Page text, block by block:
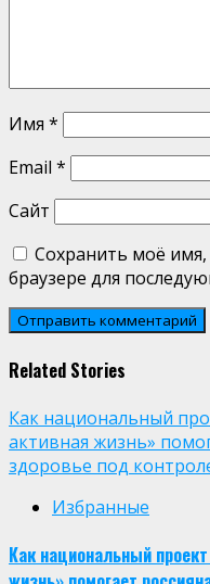
Имя *
Email *
Сайт
Сохранить моё имя,
браузере для
Related Stories
Как национальный
активная жизнь»
здоровье под
Избранные
Как национальный